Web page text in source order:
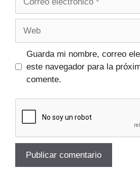
Guarda mi nombre, correo
este navegador para la
comente.